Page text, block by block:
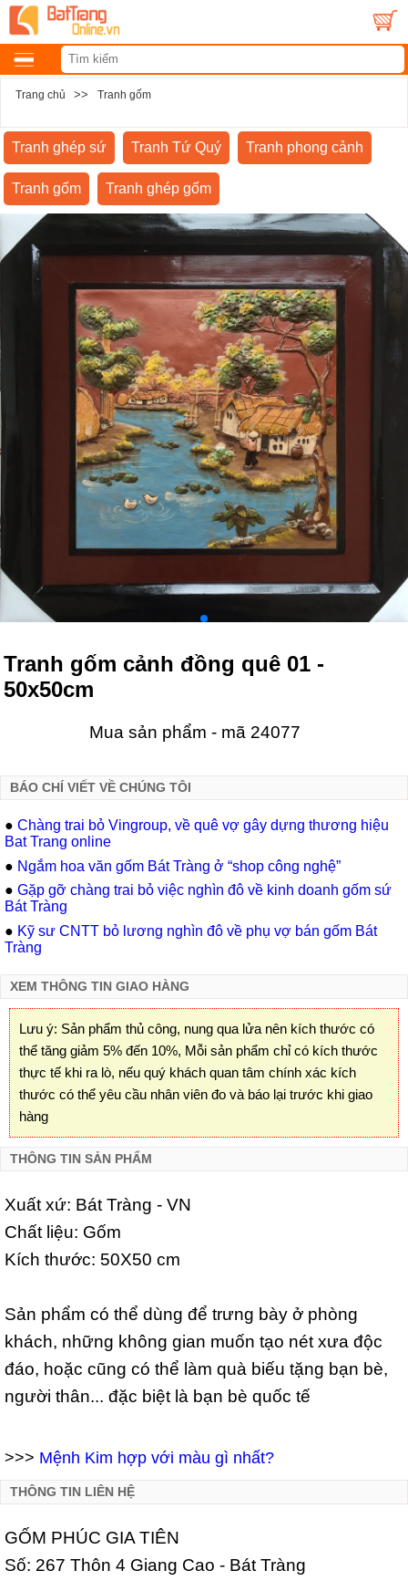
Trang chủ >> Tranh gốm
Tranh ghép sứ Tranh Tứ Quý Tranh phong cảnh
Tranh gốm Tranh ghép gốm
Tranh gốm cảnh đồng quê 01 -
50x50cm
Mua sản phẩm - mã 24077
BÁO CHÍ VIẾT VỀ CHÚNG TÔI
● Chàng trai bỏ Vingroup, về quê vợ gây dựng thương hiệu
Bat Trang online
● Ngắm hoa văn gốm Bát Tràng ở “shop công nghệ”
● Gặp gỡ chàng trai bỏ việc nghìn đô về kinh doanh gốm sứ
Bát Tràng
● Kỹ sư CNTT bỏ lương nghìn đô về phụ vợ bán gốm Bát
Tràng
XEM THÔNG TIN GIAO HÀNG
Lưu ý: Sản phẩm thủ công, nung qua lửa nên kích thước có
thể tăng giảm 5% đến 10%, Mỗi sản phẩm chỉ có kích thước
thực tế khi ra lò, nếu quý khách quan tâm chính xác kích
thước có thể yêu cầu nhân viên đo và báo lại trước khi giao
hàng
THÔNG TIN SẢN PHẨM
Xuất xứ: Bát Tràng - VN
Chất liệu: Gốm
Kích thước: 50X50 cm
Sản phẩm có thể dùng để trưng bày ở phòng
khách, những không gian muốn tạo nét xưa độc
đáo, hoặc cũng có thể làm quà biếu tặng bạn bè,
người thân... đặc biệt là bạn bè quốc tế
>>> Mệnh Kim hợp với màu gì nhất?
THÔNG TIN LIÊN HỆ
GỐM PHÚC GIA TIÊN
Số: 267 Thôn 4 Giang Cao - Bát Tràng